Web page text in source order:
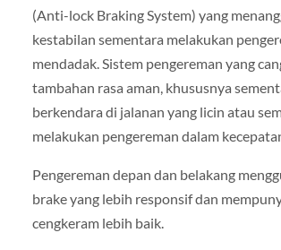
(Anti-lock Braking System) yang
kestabilan sementara melakukan
mendadak. Sistem pengereman yang
tambahan rasa aman, khususnya
berkendara di jalanan yang licin atau
melakukan pengereman dalam
Pengereman depan dan belakang
brake yang lebih responsif dan
cengkeram lebih baik.